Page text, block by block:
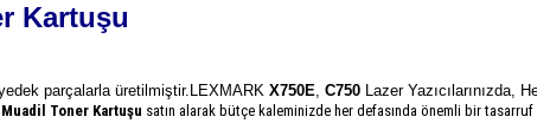
Kartuşu
parçalarla üretilmiştir. LEXMARK X750E, C750 Lazer Yazıcılarınızda,
Toner Kartuşu satın alarak bütçe kaleminizde her defasında önemli bir tasarruf